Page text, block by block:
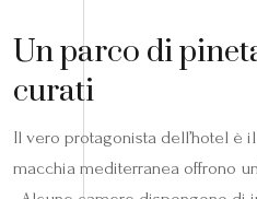
Un parco di
curati
Il vero protagonista dell’hotel è
macchia mediterranea offrono